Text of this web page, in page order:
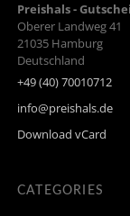
Preishals -
Oberer Landweg 41
21035 Hamburg
Deutschland
+49 (40) 70010712
info@preishals.de
Download vCard
CATEGORIES